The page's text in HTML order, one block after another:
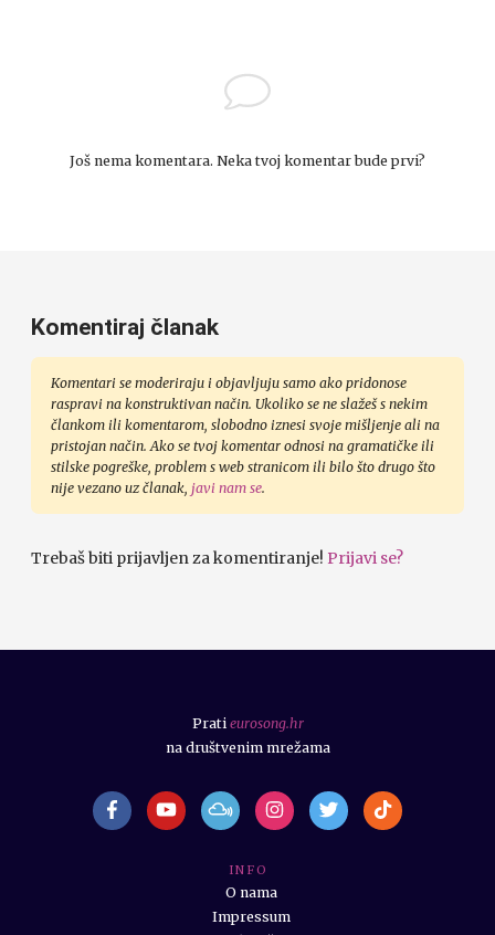
Još nema komentara. Neka tvoj komentar bude prvi?
Komentiraj članak
Komentari se moderiraju i objavljuju samo ako pridonose
raspravi na konstruktivan način. Ukoliko se ne slažeš s nekim
člankom ili komentarom, slobodno iznesi svoje mišljenje ali na
pristojan način. Ako se tvoj komentar odnosi na gramatičke ili
stilske pogreške, problem s web stranicom ili bilo što drugo što
nije vezano uz članak, javi nam se.
Trebaš biti prijavljen za komentiranje! Prijavi se?
I N F O
O nama
Impressum
Prati eurosong.hr
na društvenim mrežama